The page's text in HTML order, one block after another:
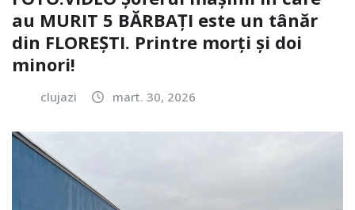
au MURIT 5 BĂRBAȚI este un tânăr
din FLOREȘTI. Printre morți și doi
minori!
clujazi mart. 30, 2026